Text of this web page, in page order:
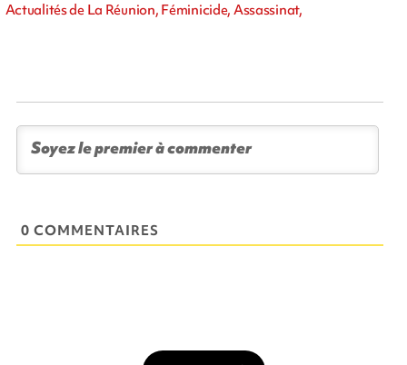
Actualités de La Réunion, Féminicide, Assassinat,
0 COMMENTAIRES